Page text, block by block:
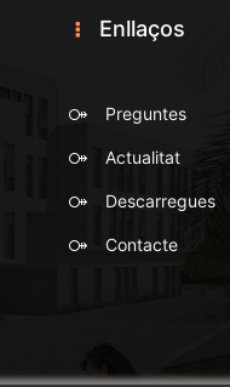
Enllaços
Preguntes
Actualitat
Descarregues
Contacte